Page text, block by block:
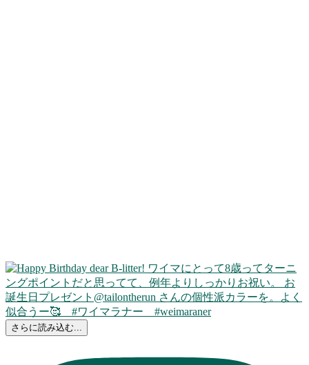
さらに読み込む...